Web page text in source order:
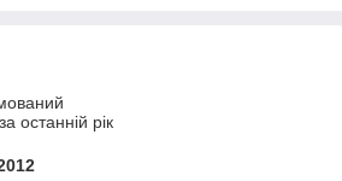
останній рік